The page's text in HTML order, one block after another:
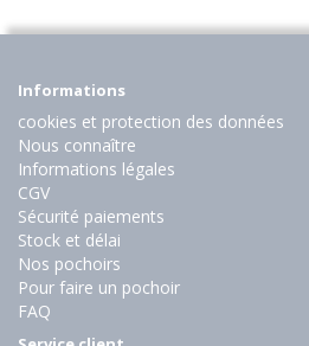
Informations
cookies et protection des données
Nous connaître
Informations légales
CGV
Sécurité paiements
Stock et délai
Nos pochoirs
Pour faire un pochoir
FAQ